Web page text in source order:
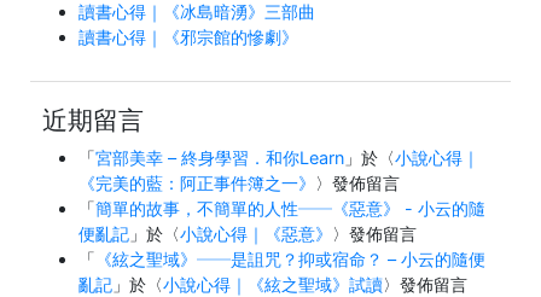
讀書心得｜《冰島暗湧》三部曲
讀書心得｜《邪宗館的慘劇》
近期留言
「宮部美幸 – 終身學習．和你Learn 」於〈小說心得｜
《完美的藍：阿正事件簿之一》 〉發佈留言
「簡單的故事，不簡單的人性──《惡意》 - 小云的隨
便亂記 」於〈小說心得｜《惡意》 〉發佈留言
「 《絃之聖域》──是詛咒？抑或宿命？ – 小云的隨便
亂記 」於〈小說心得｜《絃之聖域》試讀〉發佈留言